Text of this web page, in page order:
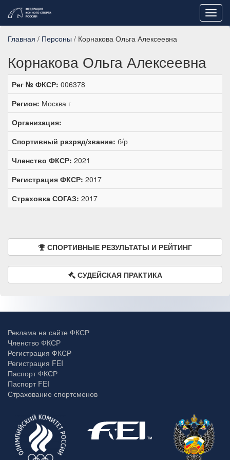
Главная / Персоны / Корнакова Ольга Алексеевна
Корнакова Ольга Алексеевна
Рег № ФКСР: 006378
Регион: Москва г
Организация:
Спортивный разряд/звание: б/р
Членство ФКСР: 2021
Регистрация ФКСР: 2017
Страховка СОГАЗ: 2017
СПОРТИВНЫЕ РЕЗУЛЬТАТЫ И РЕЙТИНГ
СУДЕЙСКАЯ ПРАКТИКА
Реклама на сайте ФКСР
Членство ФКСР
Регистрация ФКСР
Регистрация FEI
Паспорт ФКСР
Паспорт FEI
Страхование спортсменов